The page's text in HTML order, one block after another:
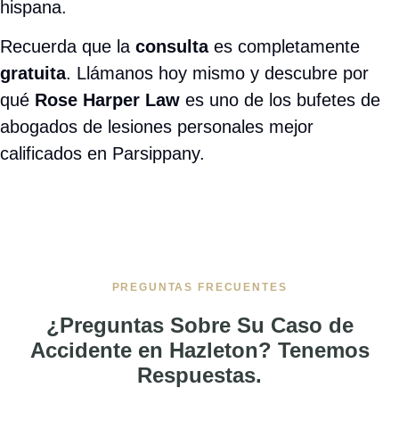
¿Cuánto cuesta contratar un abogado
de accidentes en Hazleton, PA?
＋
¿Cuánto tiempo tengo para presentar
un reclamo por accidente en
¿Necesito ir a la corte? ＋